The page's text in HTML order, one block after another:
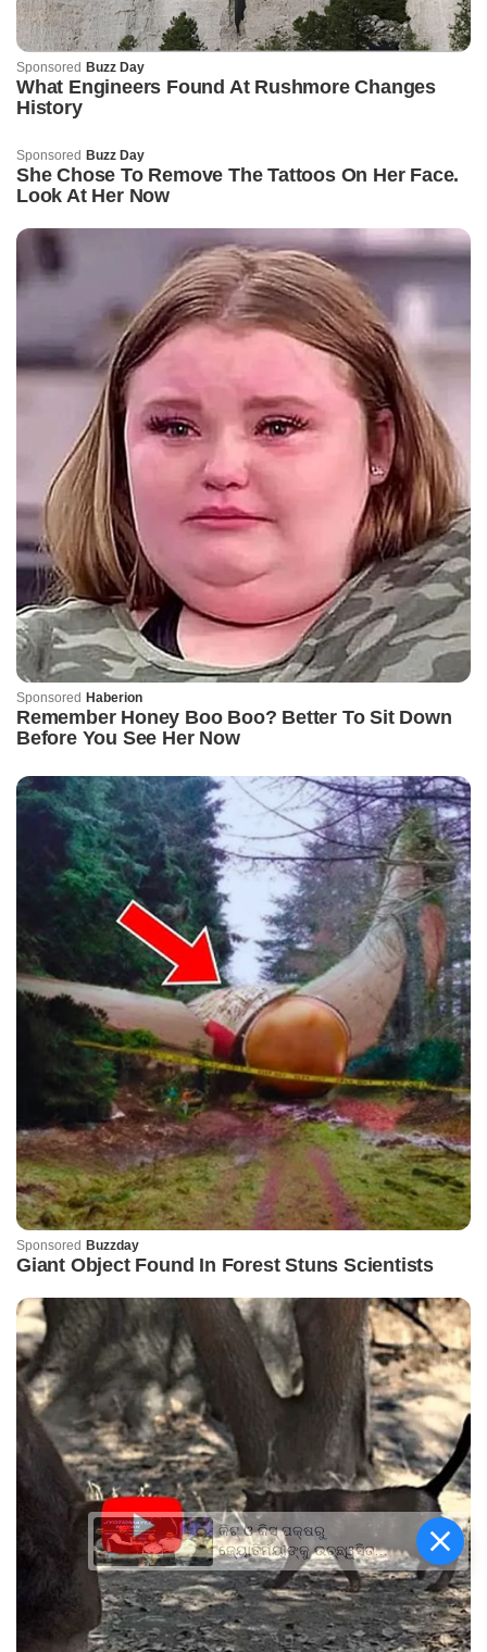
କିଟ୍‍ ଓ କିସ୍‍ ପକ୍ଷରୁ
ଜ୍ୟୋତିର୍ମୟୀଙ୍କୁ ଉଚ୍ଛ୍ୱସିତ
ସମ୍ବର୍ଦ୍ଧନା; ୫ଲକ୍ଷ ଟଙ୍କାର
ପ୍ରୋତ୍ସାହନ ରାଶି ପ୍ରଦାନ